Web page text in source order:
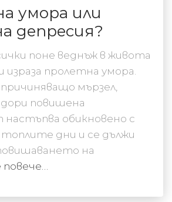
умора или
депресия?
поне веднъж в живота
израза пролетна умора.
причиняващо мързел,
повишена
обикновено с
дни и се дължи
на